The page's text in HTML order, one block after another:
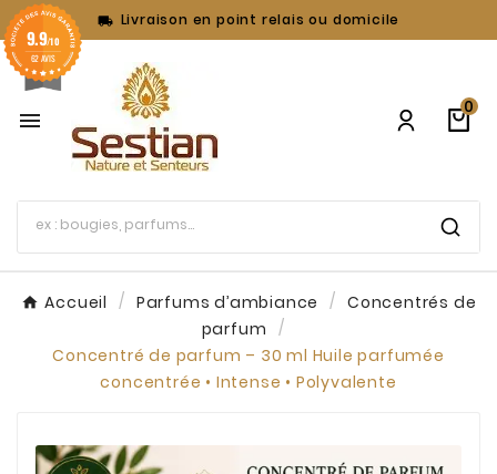
 Livraison en point relais ou domicile

0
Accueil Parfums d’ambiance
Concentrés de
parfum
Concentré de parfum – 30 ml Huile parfumée
concentrée • Intense • Polyvalente
9.9/10
62 AVIS